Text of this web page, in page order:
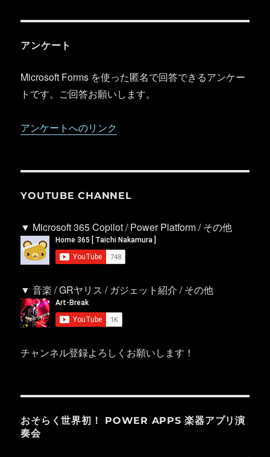
アンケート
Microsoft Forms を使った匿名で回答できるアンケー
トです。ご回答お願いします。
アンケートへのリンク
YOUTUBE CHANNEL
▼ Microsoft 365 Copilot / Power Platform / その他
▼ 音楽 / GRヤリス / ガジェット紹介 / その他
チャンネル登録よろしくお願いします！
おそらく世界初！ POWER APPS 楽器アプリ演
奏会